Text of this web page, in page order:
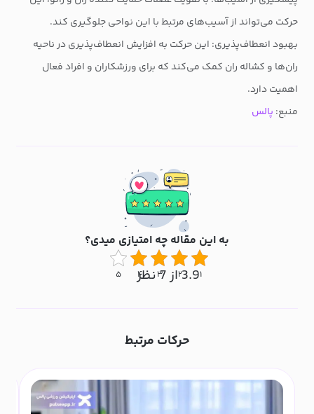
حرکت می‌تواند از آسیب‌های مرتبط با این نواحی جلوگیری کند.
بهبود انعطاف‌پذیری: این حرکت به افزایش انعطاف‌پذیری در ناحیه
ران‌ها و کشاله ران کمک می‌کند که برای ورزشکاران و افراد فعال
اهمیت دارد.
منبع: پالس
به این مقاله چه امتیازی میدی؟
3.9 از 7 نظر۱ ۲ ۳ ۴ ۵
حرکات مرتبط